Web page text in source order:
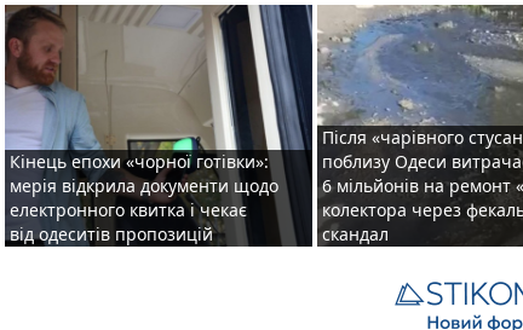
Кінець епохи «чорної готівки»:
мерія відкрила документи щодо
електронного квитка і чекає
від одеситів пропозицій
Після «чарівного
поблизу Одеси
6 мільйонів на ремонт
колектора через
скандал